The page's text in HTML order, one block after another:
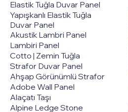
Elastik Tuğla Duvar Panel
Yapışkanlı Elastik Tuğla
Duvar Panel
Akustik Lambri Panel
Lambiri Panel
Cotto | Zemin Tuğla
Strafor Duvar Panel
Ahşap Görünümlü Strafor
Adobe Wall Panel
Alaçatı Taşı
Alpine Ledge Stone